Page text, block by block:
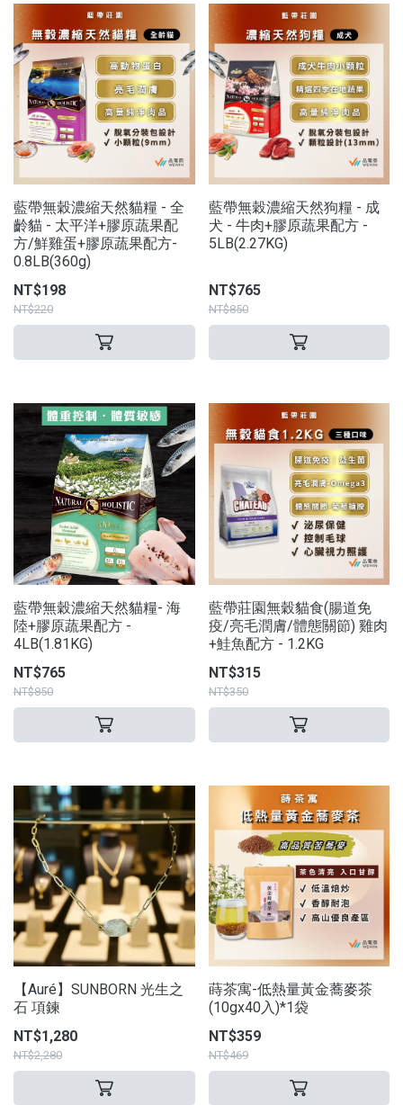
藍帶無穀濃縮天然貓糧 - 全
齡貓 - 太平洋+膠原蔬果配
方/鮮雞蛋+膠原蔬果配方-
0.8LB(360g)
NT$198
NT$220
藍帶無穀濃縮天然狗糧 - 成
犬 - 牛肉+膠原蔬果配方 -
5LB(2.27KG)
NT$765
NT$850
藍帶無穀濃縮天然貓糧- 海
陸+膠原蔬果配方 -
4LB(1.81KG)
NT$765
NT$850
藍帶莊園無穀貓食(腸道免
疫/亮毛潤膚/體態關節) 雞肉
+鮭魚配方 - 1.2KG
NT$315
NT$350
【Auré】SUNBORN 光生之
石 項鍊
NT$1,280
NT$2,280
蒔茶寓-低熱量黃金蕎麥茶
(10gx40入)*1袋
NT$359
NT$469